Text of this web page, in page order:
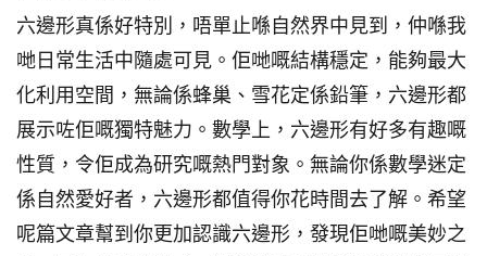
六邊形真係好特別，唔單止喺自然界中見到，仲喺我
哋日常生活中隨處可見。佢哋嘅結構穩定，能夠最大
化利用空間，無論係蜂巢、雪花定係鉛筆，六邊形都
展示咗佢嘅獨特魅力。數學上，六邊形有好多有趣嘅
性質，令佢成為研究嘅熱門對象。無論你係數學迷定
係自然愛好者，六邊形都值得你花時間去了解。希望
呢篇文章幫到你更加認識六邊形，發現佢哋嘅美妙之